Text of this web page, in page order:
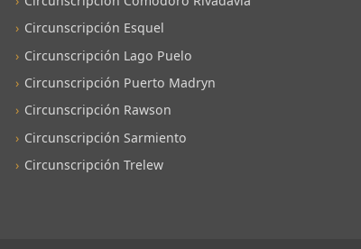
Circunscripción Esquel
Circunscripción Lago Puelo
Circunscripción Puerto Madryn
Circunscripción Rawson
Circunscripción Sarmiento
Circunscripción Trelew